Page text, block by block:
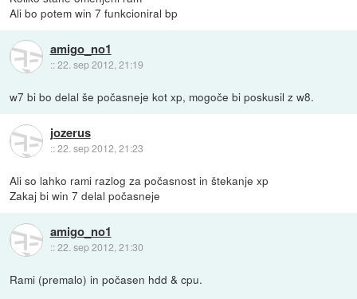
Ali bo potem win 7 funkcioniral bp
amigo_no1
::22. sep 2012, 21:19
w7 bi bo delal še počasneje kot xp, mogoče bi poskusil z w8.
jozerus
::22. sep 2012, 21:23
Ali so lahko rami razlog za počasnost in štekanje xp
Zakaj bi win 7 delal počasneje
amigo_no1
::22. sep 2012, 21:30
Rami (premalo) in počasen hdd & cpu.